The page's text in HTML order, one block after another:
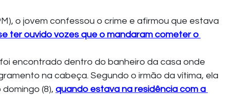
ter ouvido vozes que o mandaram cometer o
encontrado dentro do banheiro da casa onde
na cabeça. Segundo o irmão da vítima, ela
(8), quando estava na residência com a